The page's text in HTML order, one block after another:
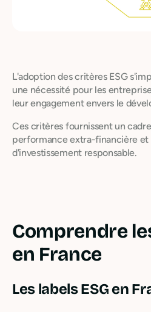
L'adoption des critères ESG
une nécessité pour les
leur engagement envers le
Ces critères fournissent un
performance extra-financière et
d'investissement responsable.
Comprendre
en France
Les labels ESG en